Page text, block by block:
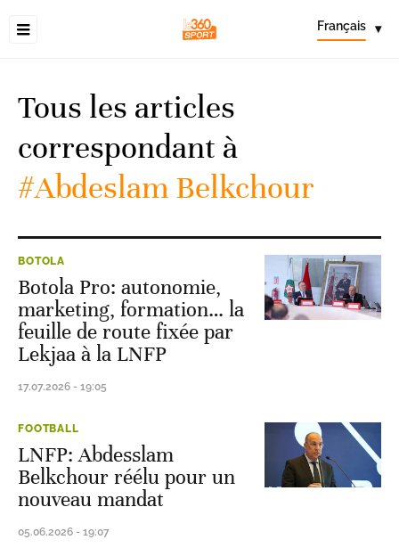
Français ▾
Tous les articles
correspondant à
#Abdeslam Belkchour
BOTOLA
Botola Pro: autonomie,
marketing, formation… la
feuille de route fixée par
Lekjaa à la LNFP
17.07.2026 - 19:05
FOOTBALL
LNFP: Abdesslam
Belkchour réélu pour un
nouveau mandat
05.06.2026 - 19:07